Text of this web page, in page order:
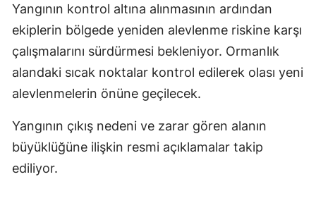
Yangının kontrol altına alınmasının ardından
ekiplerin bölgede yeniden alevlenme riskine karşı
çalışmalarını sürdürmesi bekleniyor. Ormanlık
alandaki sıcak noktalar kontrol edilerek olası yeni
alevlenmelerin önüne geçilecek.
Yangının çıkış nedeni ve zarar gören alanın
büyüklüğüne ilişkin resmi açıklamalar takip
ediliyor.